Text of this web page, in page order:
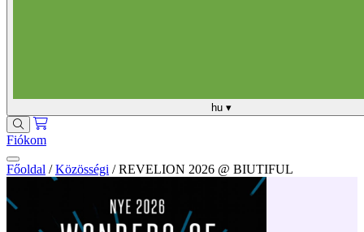
hu ▾
Fiókom
Főoldal / Közösségi / REVELION 2026 @ BIUTIFUL